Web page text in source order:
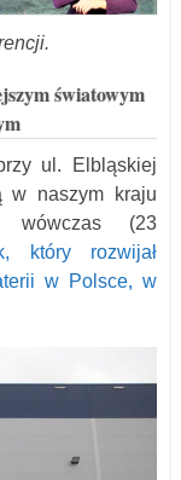
światowym
ul. Elbląskiej
w naszym kraju
wówczas (23
który rozwijał
w Polsce, w